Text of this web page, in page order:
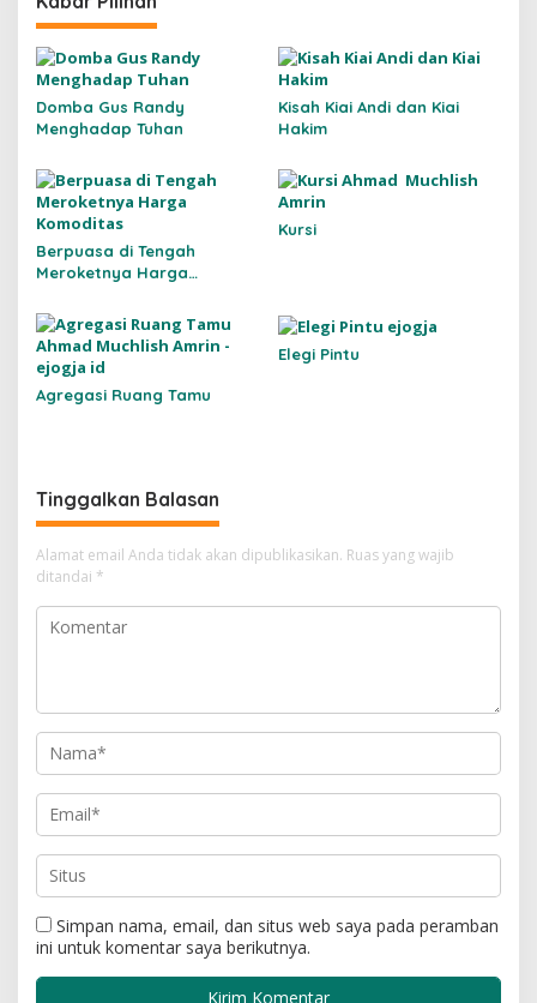
Domba Gus Randy
Menghadap Tuhan
Kisah Kiai Andi dan Kiai
Hakim
Berpuasa di Tengah
Meroketnya Harga
Kursi
Agregasi Ruang Tamu
Elegi Pintu
Tinggalkan Balasan
Alamat email Anda tidak akan dipublikasikan. Ruas yang wajib
ditandai *
Simpan nama, email, dan situs web saya pada peramban
ini untuk komentar saya berikutnya.